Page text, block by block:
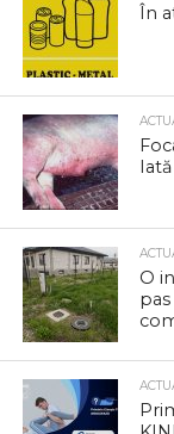
În
O